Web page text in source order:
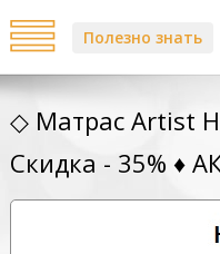
Полезно знать
◇ Матрас Artist
Скидка - 35% ♦